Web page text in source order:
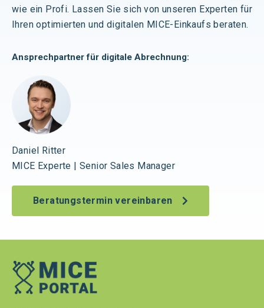
wie ein Profi. Lassen Sie sich von unseren Experten für
Ihren optimierten und digitalen MICE-Einkaufs beraten.
Ansprechpartner für digitale Abrechnung:
Daniel Ritter
MICE Experte | Senior Sales Manager
Beratungstermin vereinbaren